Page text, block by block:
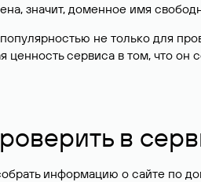
значит, доменное имя
не только для
ценность сервиса в том, что
в
информацию о сайте по